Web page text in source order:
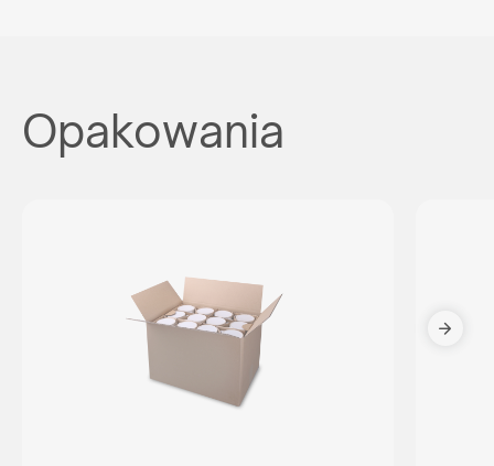
Opakowania
Reprezentujesz